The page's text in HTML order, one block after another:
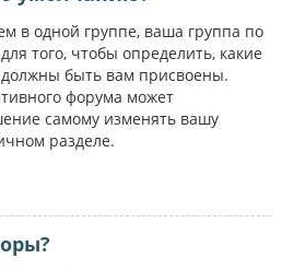
в одной группе, ваша группа по
того, чтобы определить, какие
быть вам присвоены.
форума может
самому изменять вашу
разделе.